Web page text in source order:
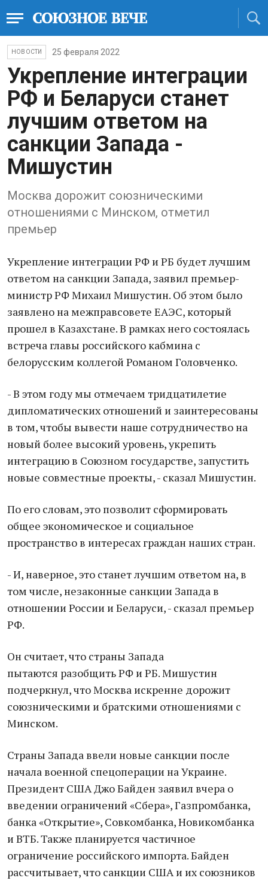
НОВОСТИ 25 февраля 2022
Укрепление интеграции
РФ и Беларуси станет
лучшим ответом на
санкции Запада -
Мишустин
Москва дорожит союзническими
отношениями с Минском, отметил
премьер
Укрепление интеграции РФ и РБ будет лучшим
ответом на санкции Запада, заявил премьер-
министр РФ Михаил Мишустин. Об этом было
заявлено на межправсовете ЕАЭС, который
прошел в Казахстане. В рамках него состоялась
встреча главы российского кабмина с
белорусским коллегой Романом Головченко.
- В этом году мы отмечаем тридцатилетие
дипломатических отношений и заинтересованы
в том, чтобы вывести наше сотрудничество на
новый более высокий уровень, укрепить
интеграцию в Союзном государстве, запустить
новые совместные проекты, - сказал Мишустин.
По его словам, это позволит сформировать
общее экономическое и социальное
пространство в интересах граждан наших стран.
- И, наверное, это станет лучшим ответом на, в
том числе, незаконные санкции Запада в
отношении России и Беларуси, - сказал премьер
РФ.
Он считает, что страны Запада
пытаются разобщить РФ и РБ. Мишустин
подчеркнул, что Москва искренне дорожит
союзническими и братскими отношениями с
Минском.
Страны Запада ввели новые санкции после
начала военной спецоперации на Украине.
Президент США Джо Байден заявил вчера о
введении ограничений «Сбера», Газпромбанка,
банка «Открытие», Совкомбанка, Новикомбанка
и ВТБ. Также планируется частичное
ограничение российского импорта. Байден
рассчитывает, что санкции США и их союзников